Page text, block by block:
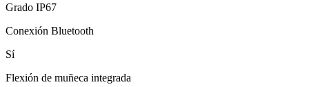
Grado IP67
Conexión Bluetooth
Sí
Flexión de muñeca integrada